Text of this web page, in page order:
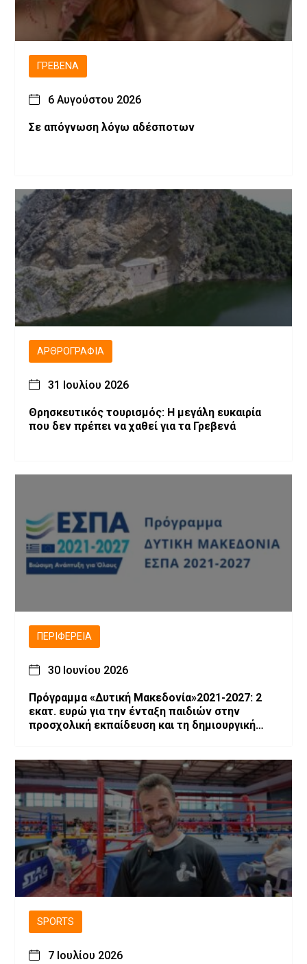
ΓΡΕΒΕΝΆ
6 Αυγούστου 2026
Σε απόγνωση λόγω αδέσποτων
ΑΡΘΡΟΓΡΑΦΊΑ
31 Ιουλίου 2026
Θρησκευτικός τουρισμός: Η μεγάλη ευκαιρία
που δεν πρέπει να χαθεί για τα Γρεβενά
ΠΕΡΙΦΈΡΕΙΑ
30 Ιουνίου 2026
Πρόγραμμα «Δυτική Μακεδονία»2021-2027: 2
εκατ. ευρώ για την ένταξη παιδιών στην
προσχολική εκπαίδευση και τη δημιουργική
SPORTS
7 Ιουλίου 2026